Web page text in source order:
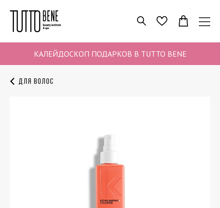
КАЛЕЙДОСКОП ПОДАРКОВ В TUTTO BENE
ПОИСК ИЗБРАННОЕ
Для волос